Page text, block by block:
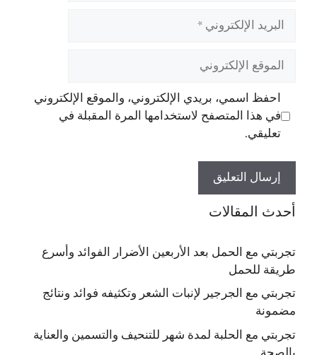
البريد
الإلكتروني
الموقع
الإلكتروني
احفظ اسمي، بريدي الإلكتروني، والموقع الإلكتروني
في هذا المتصفح لاستخدامها المرة المقبلة في
تعليقي.
أحدث المقالات
تجربتي مع الحمل بعد الأربعين الأضرار الفوائد وأسرع
طريقة للحمل
تجربتي مع الجرجير لإنبات الشعر وتكثيفه فوائد ونتائج
مضمونة
تجربتي مع الحلبة لمدة شهر للتنحيف والتسمين والعناية